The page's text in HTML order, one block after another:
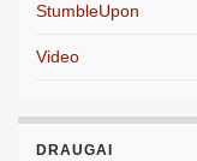
StumbleUpon
Video
DRAUGAI